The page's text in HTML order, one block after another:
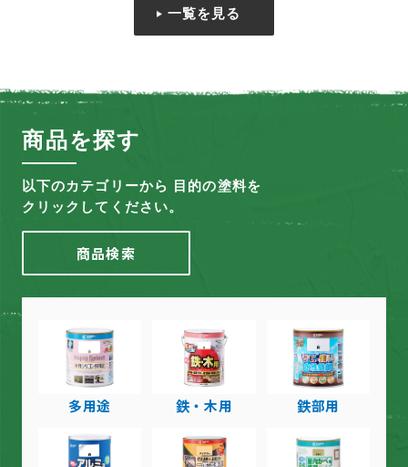
一覧を見る
商品を探す
以下のカテゴリーから 目的の塗料を
クリックしてください。
商品検索
多用途 鉄・木用 鉄部用